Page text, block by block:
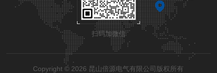
扫码加微信
Copyright © 2026 昆山倍源电气有限公司版权所有